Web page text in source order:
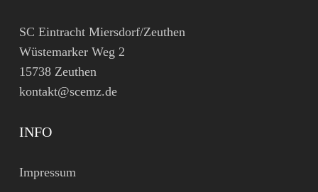
SC Eintracht Miersdorf/Zeuthen
Wüstemarker Weg 2
15738 Zeuthen
kontakt@scemz.de
INFO
Impressum